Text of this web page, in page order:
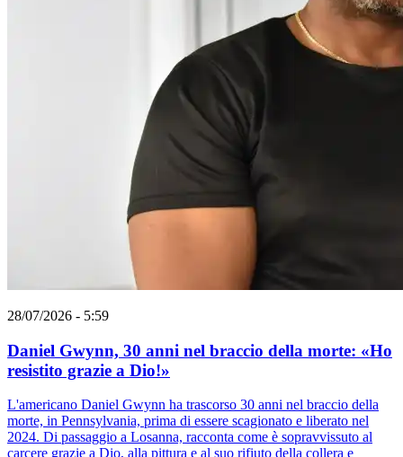
28/07/2026 - 5:59
Daniel Gwynn, 30 anni nel braccio della morte: «Ho
resistito grazie a Dio!»
L'americano Daniel Gwynn ha trascorso 30 anni nel braccio della
morte, in Pennsylvania, prima di essere scagionato e liberato nel
2024. Di passaggio a Losanna, racconta come è sopravvissuto al
carcere grazie a Dio, alla pittura e al suo rifiuto della collera e